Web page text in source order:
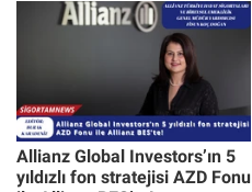
Allianz Global Investors’ın 5
yıldızlı fon stratejisi AZD Fonu